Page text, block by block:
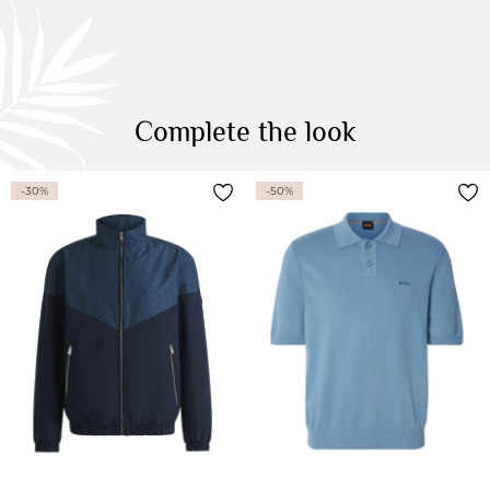
Complete the look
-30% -50%